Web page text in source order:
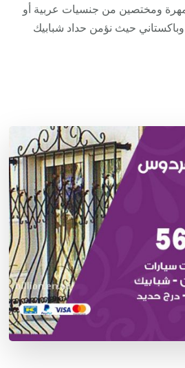
ومختصين من جنسيات عربية أو
وباكستاني حيث نؤمن حداد شبابيك